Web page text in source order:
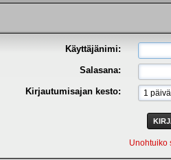
Käyttäjänimi:
Salasana:
Kirjautumisajan kesto:
Unohtuiko